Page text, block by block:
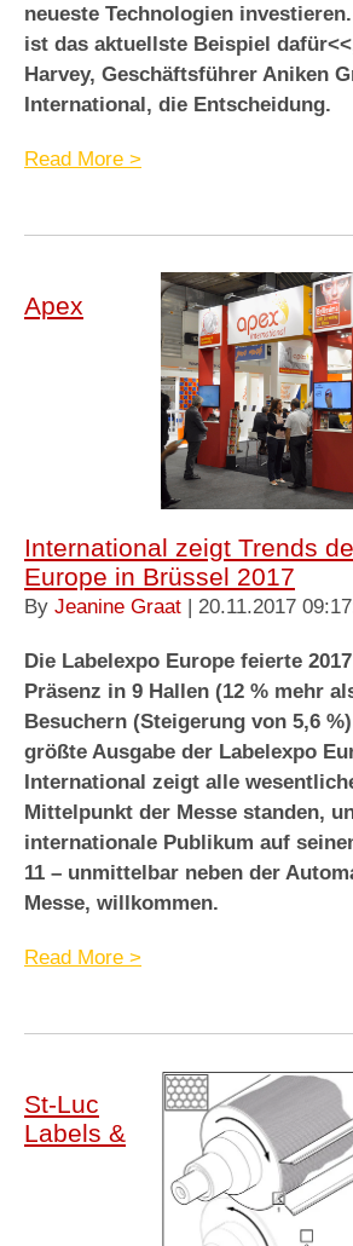
neueste Technologien
ist das aktuellste Beispiel
Harvey, Geschäftsführer Aniken
International, die Entscheidung.
Read More >
Apex
International zeigt Trends
Europe in Brüssel 2017
By Jeanine Graat | 20.11.2017
Die Labelexpo Europe feierte
Präsenz in 9 Hallen (12 % mehr
Besuchern (Steigerung von 5,6
größte Ausgabe der Labelexpo
International zeigt alle
Mittelpunkt der Messe standen,
internationale Publikum auf
11 – unmittelbar neben der
Messe, willkommen.
Read More >
St-Luc
Labels &